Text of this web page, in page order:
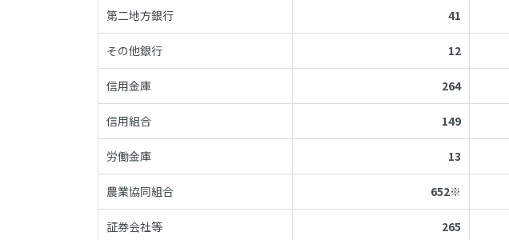
第二地方銀行 41
その他銀行 12
信用金庫 264
信用組合 149
労働金庫 13
農業協同組合 652※
証券会社等 265